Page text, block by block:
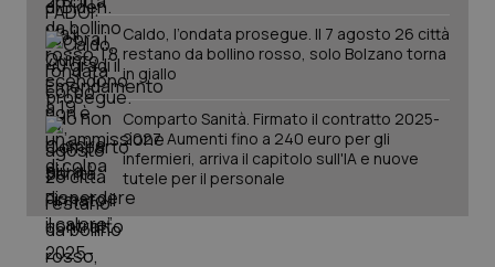
Caldo, l’ondata prosegue. Il 7 agosto 26 città
restano da bollino rosso, solo Bolzano torna
in giallo
Comparto Sanità. Firmato il contratto 2025-
2027. Aumenti fino a 240 euro per gli
infermieri, arriva il capitolo sull'IA e nuove
tutele per il personale
_ga
Google LLC
.quotidianosanita.it